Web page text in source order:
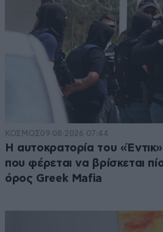
ΚΟΣΜΟΣ09·08·2026 07:44
Η αυτοκρατορία του
που φέρεται να βρίσκεται
όρος Greek Mafia